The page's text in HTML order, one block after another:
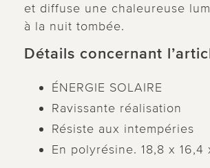
et diffuse une chaleureuse
à la nuit tombée.
Détails concernant
ÉNERGIE SOLAIRE
Ravissante réalisation
Résiste aux intempéries
En polyrésine. 18,8 x 16,4